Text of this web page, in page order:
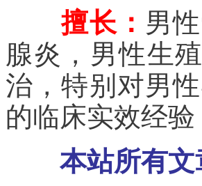
擅长： 男
腺炎，男性生
治，特别对男
的临床实效经
本站所有文